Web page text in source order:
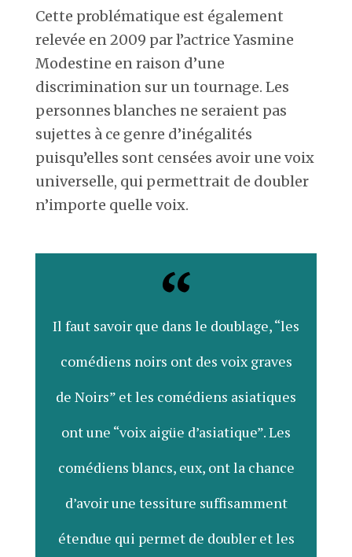
Cette problématique est également
relevée en 2009 par l’actrice Yasmine
Modestine en raison d’une
discrimination sur un tournage. Les
personnes blanches ne seraient pas
sujettes à ce genre d’inégalités
puisqu’elles sont censées avoir une voix
universelle, qui permettrait de doubler
n’importe quelle voix.
Il faut savoir que dans le doublage, “les
comédiens noirs ont des voix graves
de Noirs” et les comédiens asiatiques
ont une “voix aigüe d’asiatique”. Les
comédiens blancs, eux, ont la chance
d’avoir une tessiture suffisamment
étendue qui permet de doubler et les